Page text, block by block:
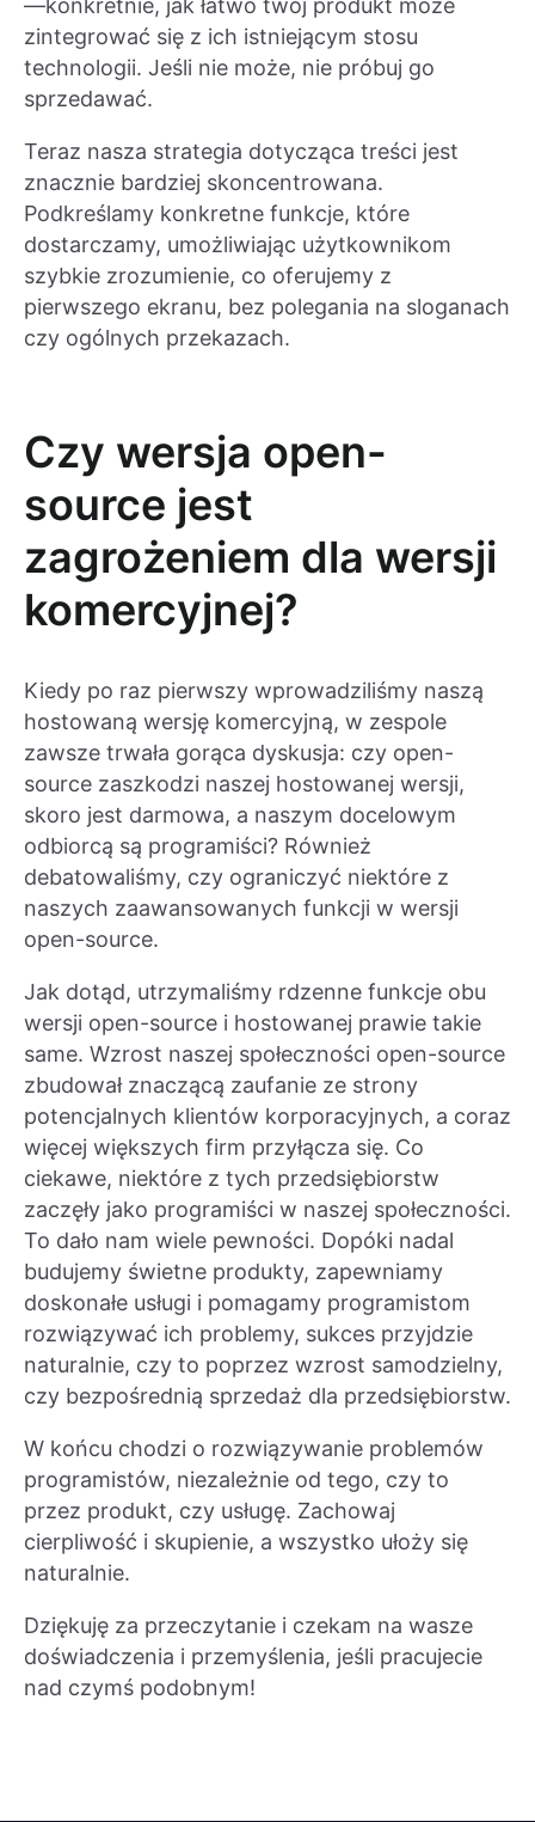
—konkretnie, jak łatwo twój produkt może
zintegrować się z ich istniejącym stosu
technologii. Jeśli nie może, nie próbuj go
sprzedawać.
Teraz nasza strategia dotycząca treści jest
znacznie bardziej skoncentrowana.
Podkreślamy konkretne funkcje, które
dostarczamy, umożliwiając użytkownikom
szybkie zrozumienie, co oferujemy z
pierwszego ekranu, bez polegania na sloganach
czy ogólnych przekazach.
Czy wersja open-
source jest
zagrożeniem dla wersji
komercyjnej?
Kiedy po raz pierwszy wprowadziliśmy naszą
hostowaną wersję komercyjną, w zespole
zawsze trwała gorąca dyskusja: czy open-
source zaszkodzi naszej hostowanej wersji,
skoro jest darmowa, a naszym docelowym
odbiorcą są programiści? Również
debatowaliśmy, czy ograniczyć niektóre z
naszych zaawansowanych funkcji w wersji
open-source.
Jak dotąd, utrzymaliśmy rdzenne funkcje obu
wersji open-source i hostowanej prawie takie
same. Wzrost naszej społeczności open-source
zbudował znaczącą zaufanie ze strony
potencjalnych klientów korporacyjnych, a coraz
więcej większych firm przyłącza się. Co
ciekawe, niektóre z tych przedsiębiorstw
zaczęły jako programiści w naszej społeczności.
To dało nam wiele pewności. Dopóki nadal
budujemy świetne produkty, zapewniamy
doskonałe usługi i pomagamy programistom
rozwiązywać ich problemy, sukces przyjdzie
naturalnie, czy to poprzez wzrost samodzielny,
czy bezpośrednią sprzedaż dla przedsiębiorstw.
W końcu chodzi o rozwiązywanie problemów
programistów, niezależnie od tego, czy to
przez produkt, czy usługę. Zachowaj
cierpliwość i skupienie, a wszystko ułoży się
naturalnie.
Dziękuję za przeczytanie i czekam na wasze
doświadczenia i przemyślenia, jeśli pracujecie
nad czymś podobnym!